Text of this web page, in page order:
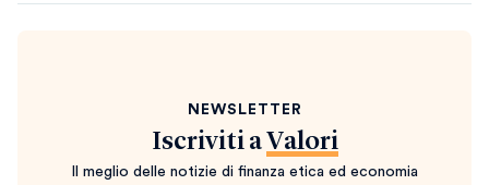
NEWSLETTER
Iscriviti a Valori
Il meglio delle notizie di finanza etica ed economia